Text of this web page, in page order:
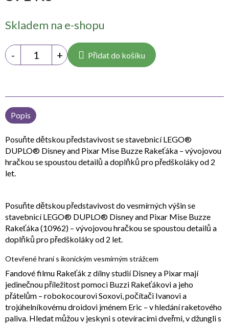
cena:
Skladem na e-shopu
Přidat do košíku
Popis
Posuňte dětskou představivost se stavebnicí LEGO®
DUPLO® Disney and Pixar Mise Buzze Rakeťáka – vývojovou
hračkou se spoustou detailů a doplňků pro předškoláky od 2
let.
Posuňte dětskou představivost do vesmírných výšin se
stavebnicí LEGO® DUPLO® Disney and Pixar Mise Buzze
Rakeťáka (10962) – vývojovou hračkou se spoustou detailů a
doplňků pro předškoláky od 2 let.
Otevřené hraní s ikonickým vesmírným strážcem
Fandové filmu Rakeťák z dílny studií Disney a Pixar mají
jedinečnou příležitost pomoci Buzzi Rakeťákovi a jeho
přátelům – robokocourovi Soxovi, počítači Ivanovi a
trojúhelníkovému droidovi jménem Eric – v hledání raketového
paliva. Hledat můžou v jeskyni s otevíracími dveřmi, v džungli s